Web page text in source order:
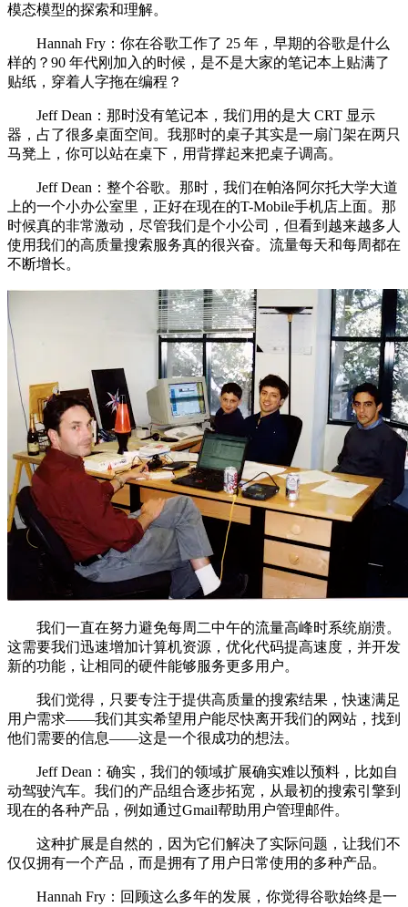
模态模型的探索和理解。
Hannah Fry：你在谷歌工作了 25 年，早期的谷歌是什么
样的？90 年代刚加入的时候，是不是大家的笔记本上贴满了
贴纸，穿着人字拖在编程？
Jeff Dean：那时没有笔记本，我们用的是大 CRT 显示
器，占了很多桌面空间。我那时的桌子其实是一扇门架在两只
马凳上，你可以站在桌下，用背撑起来把桌子调高。
Jeff Dean：整个谷歌。那时，我们在帕洛阿尔托大学大道
上的一个小办公室里，正好在现在的T-Mobile手机店上面。那
时候真的非常激动，尽管我们是个小公司，但看到越来越多人
使用我们的高质量搜索服务真的很兴奋。流量每天和每周都在
不断增长。
我们一直在努力避免每周二中午的流量高峰时系统崩溃。
这需要我们迅速增加计算机资源，优化代码提高速度，并开发
新的功能，让相同的硬件能够服务更多用户。
我们觉得，只要专注于提供高质量的搜索结果，快速满足
用户需求——我们其实希望用户能尽快离开我们的网站，找到
他们需要的信息——这是一个很成功的想法。
Jeff Dean：确实，我们的领域扩展确实难以预料，比如自
动驾驶汽车。我们的产品组合逐步拓宽，从最初的搜索引擎到
现在的各种产品，例如通过Gmail帮助用户管理邮件。
这种扩展是自然的，因为它们解决了实际问题，让我们不
仅仅拥有一个产品，而是拥有了用户日常使用的多种产品。
Hannah Fry：回顾这么多年的发展，你觉得谷歌始终是一